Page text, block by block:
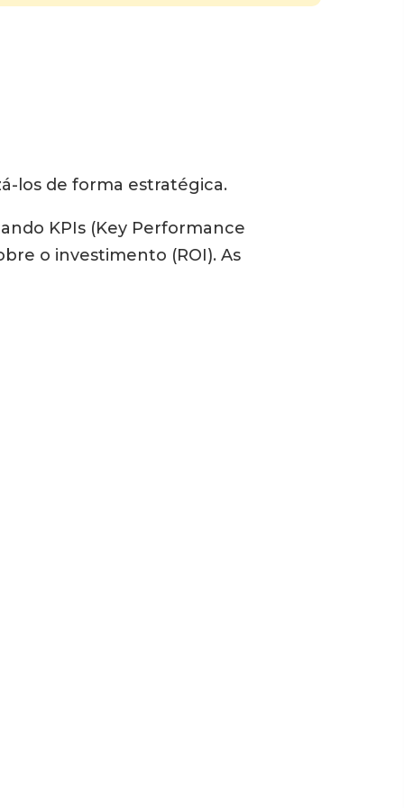
los de forma estratégica.
KPIs (Key Performance
o investimento (ROI). As